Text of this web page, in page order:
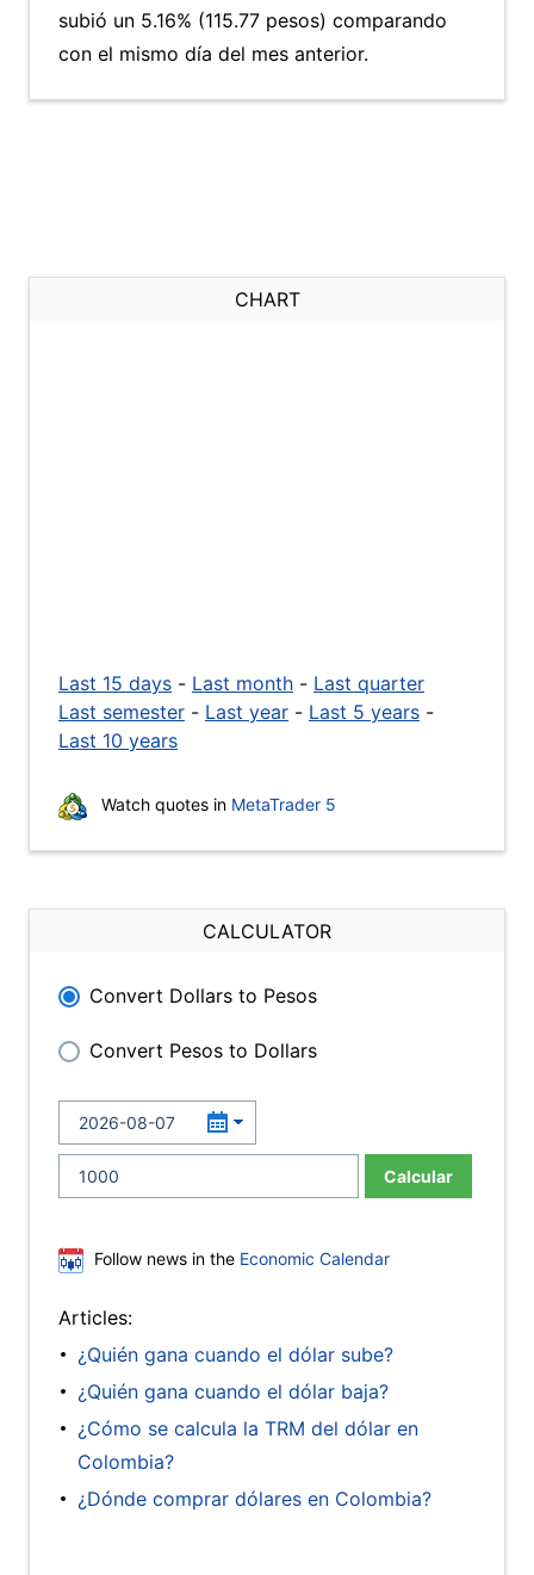
subió un 5.16% (115.77 pesos) comparando
con el mismo día del mes anterior.
CHART
Last 15 days - Last month - Last quarter
Last semester - Last year - Last 5 years -
Last 10 years
Watch quotes in MetaTrader 5
CALCULATOR
Convert Dollars to Pesos
Convert Pesos to Dollars
Calcular
Follow news in the Economic Calendar
Articles:
¿Quién gana cuando el dólar sube?
¿Quién gana cuando el dólar baja?
¿Cómo se calcula la TRM del dólar en
Colombia?
¿Dónde comprar dólares en Colombia?